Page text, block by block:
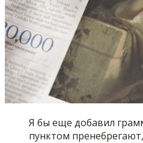
Я бы еще добавил
пунктом